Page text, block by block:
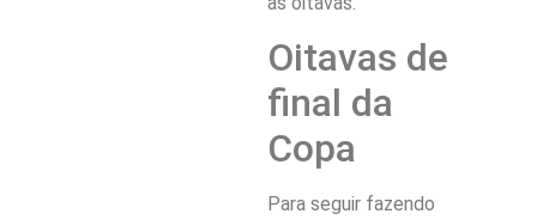
Oitavas de
final da
Copa
Para seguir fazendo